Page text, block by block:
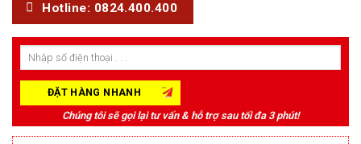
Hotline: 0824.400.400
Chúng tôi sẽ gọi lại tư vấn & hỗ trợ sau tối đa 3 phút!